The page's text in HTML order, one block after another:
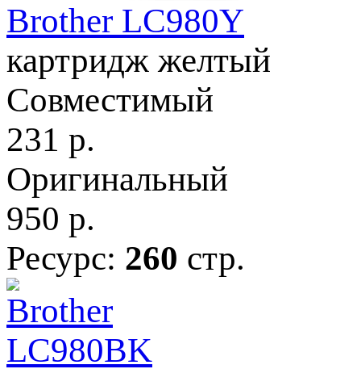
Brother LC980Y
картридж желтый
Совместимый
231 р.
Оригинальный
950 р.
Ресурс: 260 стр.